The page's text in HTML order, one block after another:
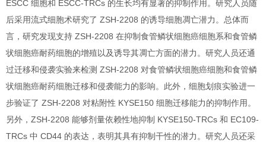
ESCC 细胞和 ESCC-TRCs 的生长均有显著的抑制作用。研究人员随
后采用流式细胞术研究了 ZSH-2208 的诱导细胞凋亡潜力。总体而
言，研究发现支持 ZSH-2208 在抑制食管鳞状细胞癌细胞系和食管鳞
状细胞癌耐药细胞的增殖以及诱导其凋亡方面的潜力。研究人员还通
过迁移和侵袭实验来检测 ZSH-2208 对食管鳞状细胞癌细胞和食管鳞
状细胞癌耐药细胞迁移和侵袭能力的影响。此外，细胞划痕实验进一
步验证了 ZSH-2208 对粘附性 KYSE150 细胞迁移能力的抑制作用。
另外，ZSH-2208 能够剂量依赖性地抑制 KYSE150-TRCs 和 EC109-
TRCs 中 CD44 的表达，表明其具有抑制干性的潜力。研究人员还采